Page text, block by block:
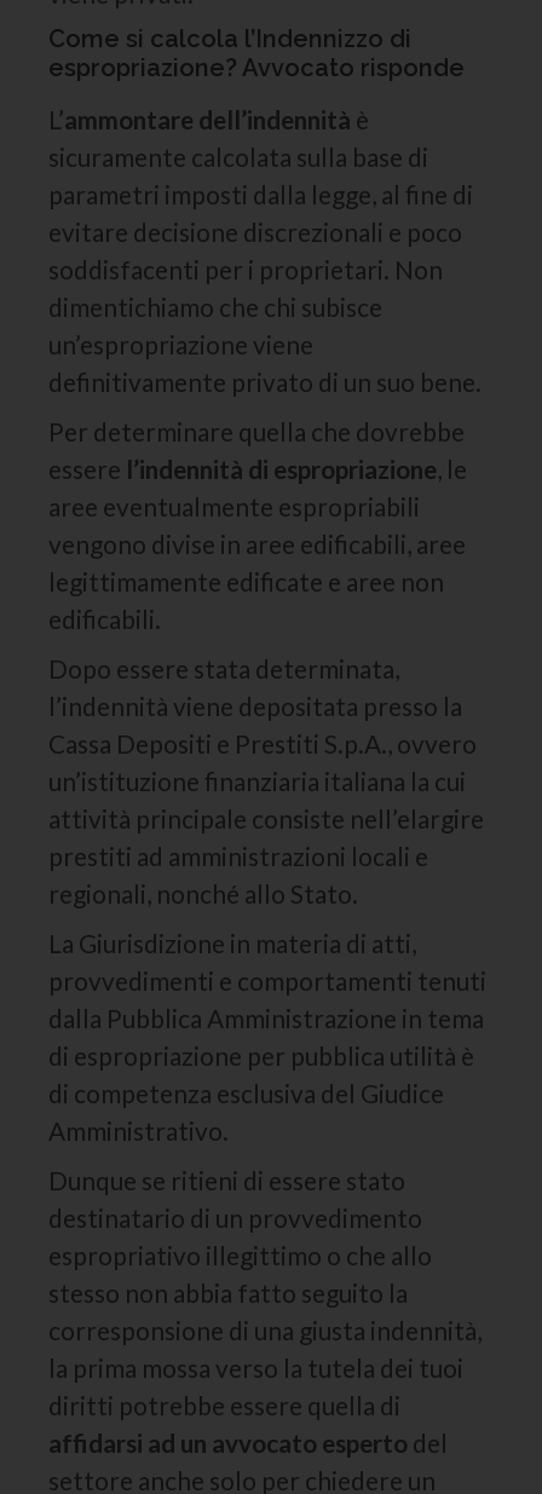
Come si calcola l’Indennizzo di
espropriazione? Avvocato risponde
L’ammontare dell’indennità è
sicuramente calcolata sulla base di
parametri imposti dalla legge, al fine di
evitare decisione discrezionali e poco
soddisfacenti per i proprietari. Non
dimentichiamo che chi subisce
un’espropriazione viene
definitivamente privato di un suo bene.
Per determinare quella che dovrebbe
essere l’indennità di espropriazione, le
aree eventualmente espropriabili
vengono divise in aree edificabili, aree
legittimamente edificate e aree non
edificabili.
Dopo essere stata determinata,
l’indennità viene depositata presso la
Cassa Depositi e Prestiti S.p.A., ovvero
un’istituzione finanziaria italiana la cui
attività principale consiste nell’elargire
prestiti ad amministrazioni locali e
regionali, nonché allo Stato.
La Giurisdizione in materia di atti,
provvedimenti e comportamenti tenuti
dalla Pubblica Amministrazione in tema
di espropriazione per pubblica utilità è
di competenza esclusiva del Giudice
Amministrativo.
Dunque se ritieni di essere stato
destinatario di un provvedimento
espropriativo illegittimo o che allo
stesso non abbia fatto seguito la
corresponsione di una giusta indennità,
la prima mossa verso la tutela dei tuoi
diritti potrebbe essere quella di
affidarsi ad un avvocato esperto del
settore anche solo per chiedere un